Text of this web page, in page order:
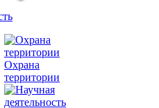
Охрана
территории